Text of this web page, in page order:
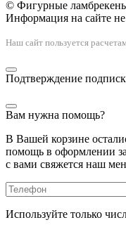
© Фигурные
Информация на сайте
Наш сайт пользуется
Подтверждение
Вам нужна помощь?
В Вашей корзине
помощь в оформлении
с вами свяжется наш
Используйте только